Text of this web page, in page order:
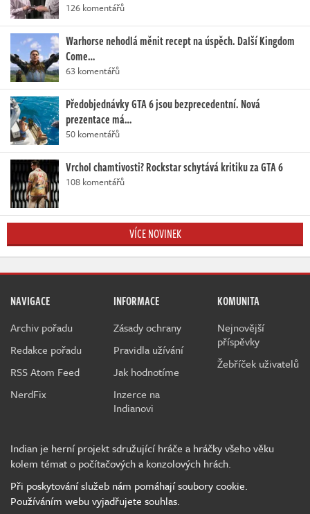
126 komentářů
Warhorse nehodlá měnit recept na úspěch. Další Kingdom
Come…
63 komentářů
Předobjednávky GTA 6 jsou bezprecedentní. Nová
prezentace má…
50 komentářů
Vrchol chamtivosti? Rockstar schytává kritiku za GTA 6
108 komentářů
VÍCE NOVINEK
NAVIGACE
Archiv pořadu
Redakce pořadu
RSS Atom Feed
NerdFix
INFORMACE
Zásady ochrany
Pravidla užívání
Jak hodnotíme
Inzerce na
Indianovi
KOMUNITA
Nejnovější
příspěvky
Žebříček uživatelů
Indian je herní projekt sdružující hráče a hráčky všeho věku
kolem témat o počítačových a konzolových hrách.
Při poskytování služeb nám pomáhají soubory cookie.
Používáním webu vyjadřujete souhlas.